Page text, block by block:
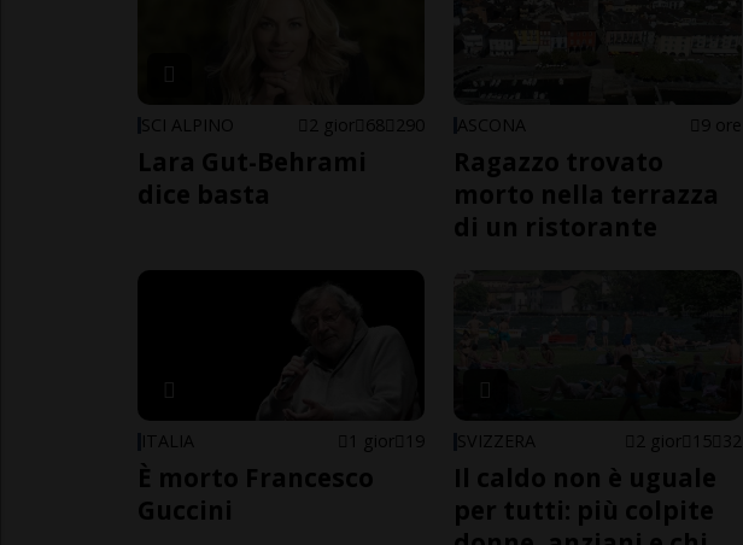
SCI ALPINO 2 gior 68 290
Lara Gut-Behrami
dice basta
ASCONA 9 ore
Ragazzo trovato
morto nella terrazza
di un ristorante
ITALIA 1 gior 19
È morto Francesco
Guccini
SVIZZERA 2 gior 15 32
Il caldo non è uguale
per tutti: più colpite